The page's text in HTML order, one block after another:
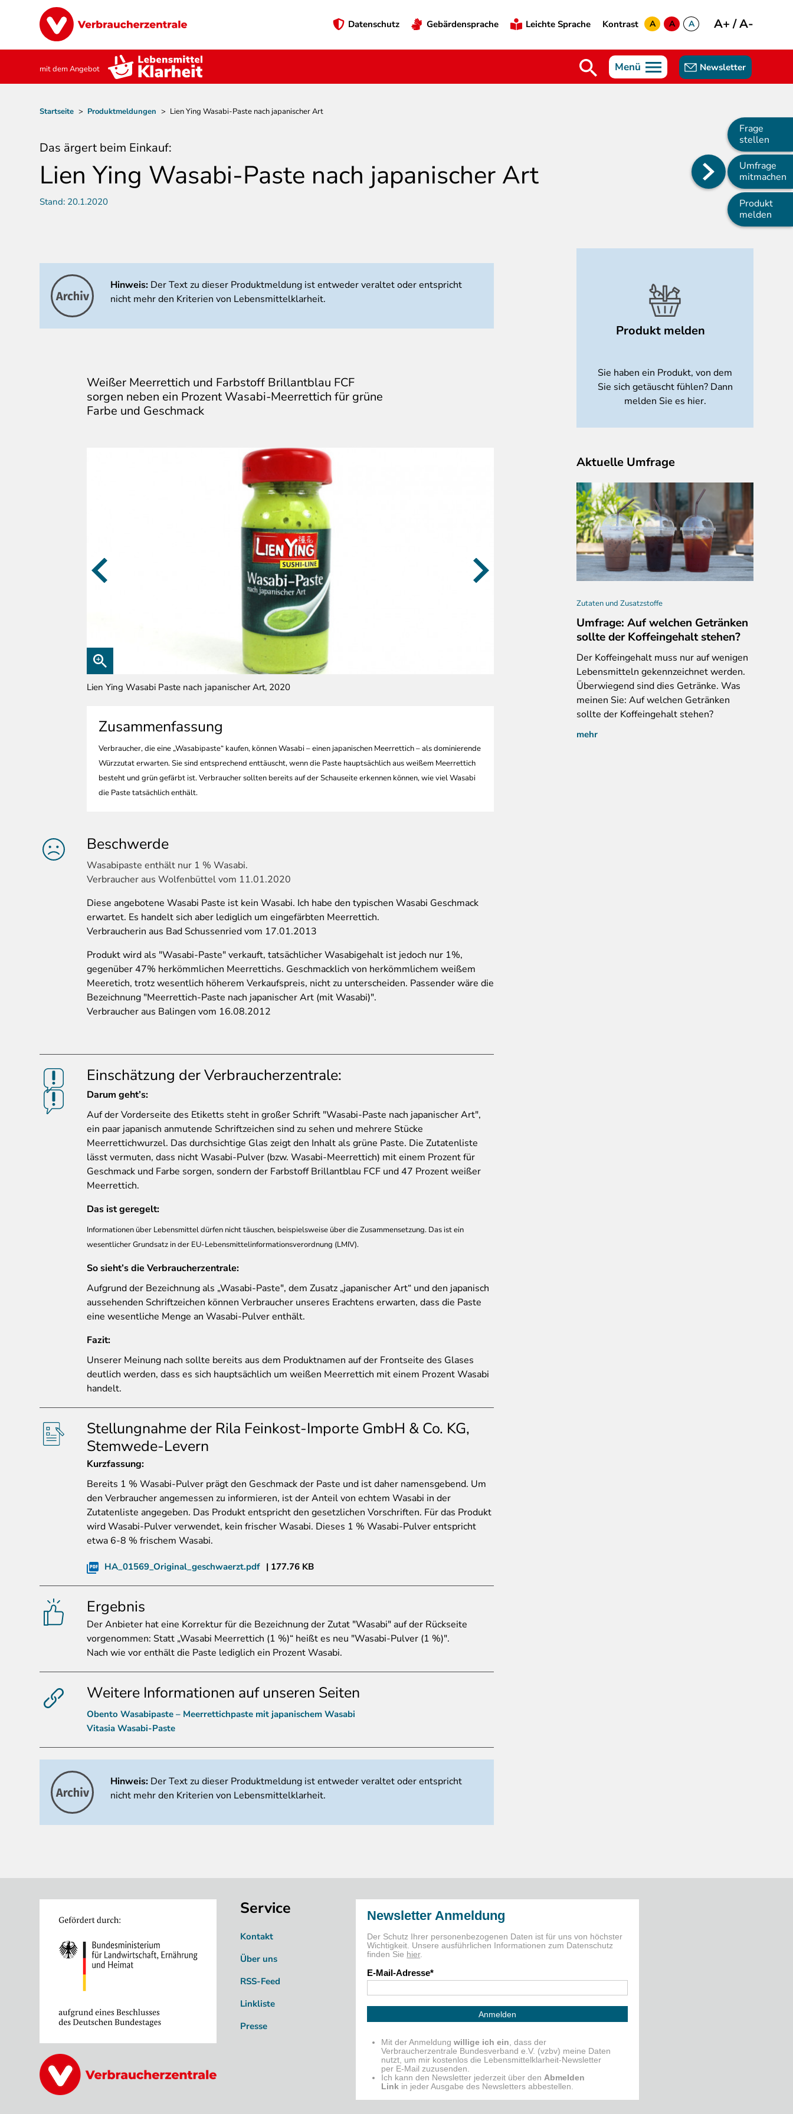
Image
Preheader
Datenschutz Gebärdensprache Leichte Sprache Kontrast
A
A
A
A+/A-
mit dem Angebot Menü Newsletter
Pfadnavigation
Startseite > Produktmeldungen > Lien Ying Wasabi-Paste nach japanischer Art
Main
navigation
Frage
stellen
Umfrage
mitmachen
Produkt
melden
Das ärgert beim Einkauf:
Lien Ying Wasabi-Paste nach japanischer Art
Stand: 20.1.2020
Hinweis: Der Text zu dieser Produktmeldung ist entweder veraltet oder entspricht
nicht mehr den Kriterien von Lebensmittelklarheit.
Weißer Meerrettich und Farbstoff Brillantblau FCF
sorgen neben ein Prozent Wasabi-Meerrettich für grüne
Farbe und Geschmack
Lien Ying Wasabi Paste nach japanischer Art, 2020 Zutaten, Lien Ying Wasabi Paste nach japanischer Art, 2020
Zusammenfassung
Verbraucher, die eine „Wasabipaste“ kaufen, können Wasabi – einen japanischen Meerrettich – als dominierende
Würzzutat erwarten. Sie sind entsprechend enttäuscht, wenn die Paste hauptsächlich aus weißem Meerrettich
besteht und grün gefärbt ist. Verbraucher sollten bereits auf der Schauseite erkennen können, wie viel Wasabi
die Paste tatsächlich enthält.
Beschwerde
Wasabipaste enthält nur 1 % Wasabi.
Verbraucher aus Wolfenbüttel vom 11.01.2020
Diese angebotene Wasabi Paste ist kein Wasabi. Ich habe den typischen Wasabi Geschmack
erwartet. Es handelt sich aber lediglich um eingefärbten Meerrettich.
Verbraucherin aus Bad Schussenried vom 17.01.2013
Produkt wird als "Wasabi-Paste" verkauft, tatsächlicher Wasabigehalt ist jedoch nur 1%,
gegenüber 47% herkömmlichen Meerrettichs. Geschmacklich von herkömmlichem weißem
Meeretich, trotz wesentlich höherem Verkaufspreis, nicht zu unterscheiden. Passender wäre die
Bezeichnung "Meerrettich-Paste nach japanischer Art (mit Wasabi)".
Verbraucher aus Balingen vom 16.08.2012
Einschätzung der Verbraucherzentrale:
Darum geht’s:
Aufder Vorderseite des Etiketts steht in großer Schrift "Wasabi-Paste nach japanischer Art",
ein paar japanisch anmutende Schriftzeichen sind zu sehen und mehrere Stücke
Meerrettichwurzel. Das durchsichtige Glas zeigt den Inhalt als grüne Paste. Die Zutatenliste
lässt vermuten, dass nicht Wasabi-Pulver (bzw. Wasabi-Meerrettich) mit einem Prozent für
Geschmack und Farbe sorgen, sondern der Farbstoff Brillantblau FCF und 47 Prozent weißer
Meerrettich.
Das ist geregelt:
Informationen über Lebensmittel dürfen nicht täuschen, beispielsweise über die Zusammensetzung. Das ist ein
wesentlicher Grundsatz in der EU-Lebensmittelinformationsverordnung (LMIV).
So sieht’s die Verbraucherzentrale:
Aufgrund der Bezeichnung als „Wasabi-Paste", dem Zusatz „japanischer Art“ und den japanisch
aussehenden Schriftzeichen können Verbraucher unseres Erachtens erwarten, dass die Paste
eine wesentliche Menge an Wasabi-Pulver enthält.
Fazit:
Unserer Meinung nach sollte bereits aus dem Produktnamen auf der Frontseite des Glases
deutlich werden, dass es sich hauptsächlich um weißen Meerrettich mit einem Prozent Wasabi
handelt.
Stellungnahme der Rila Feinkost-Importe GmbH & Co. KG,
Stemwede-Levern
Kurzfassung:
Bereits 1 % Wasabi-Pulver prägt den Geschmack der Paste und ist daher namensgebend. Um
den Verbraucher angemessen zu informieren, ist der Anteil von echtem Wasabi in der
Zutatenliste angegeben. Das Produkt entspricht den gesetzlichen Vorschriften. Für das Produkt
wird Wasabi-Pulver verwendet, kein frischer Wasabi. Dieses 1 % Wasabi-Pulver entspricht
etwa 6-8 % frischem Wasabi.
HA_01569_Original_geschwaerzt.pdf 177.76 KB
Ergebnis
DerAnbieter hat eine Korrektur für die Bezeichnung der Zutat "Wasabi" auf der Rückseite
vorgenommen: Statt „Wasabi Meerrettich (1 %)“ heißt es neu "Wasabi-Pulver (1 %)".
Nach wie vor enthält die Paste lediglich ein Prozent Wasabi.
Weitere Informationen auf unseren Seiten
Obento Wasabipaste – Meerrettichpaste mit japanischem Wasabi
Vitasia Wasabi-Paste
Hinweis: Der Text zu dieser Produktmeldung ist entweder veraltet oder entspricht
nicht mehr den Kriterien von Lebensmittelklarheit.
Produkt melden
Sie haben ein Produkt, von dem
Sie sich getäuscht fühlen? Dann
melden Sie es hier.
Aktuelle Umfrage
Zutaten und Zusatzstoffe
Umfrage: Auf welchen Getränken
sollte der Koffeingehalt stehen?
Der Koffeingehalt muss nur auf wenigen
Lebensmitteln gekennzeichnet werden.
Überwiegend sind dies Getränke. Was
meinen Sie: Auf welchen Getränken
sollte der Koffeingehalt stehen?
mehr
Image
Service
Kontakt
Über uns
RSS-Feed
Linkliste
Presse